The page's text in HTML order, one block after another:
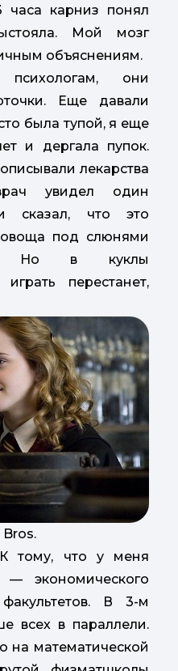
часа карниз понял
Мой мозг
объяснениям.
они
Еще давали
была тупой, я еще
и дергала пупок.
лекарства
увидел один
сказал, что это
под слюнями
Но в куклы
перестанет,
тому, что у меня
экономического
В 3-м
всех в параллели.
на математической